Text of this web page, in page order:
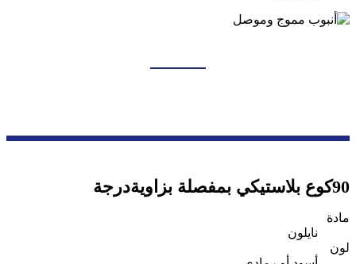
90كوع بلاستيكي بمفصلة بزاويةدرجة
مادة
نايلون
لون